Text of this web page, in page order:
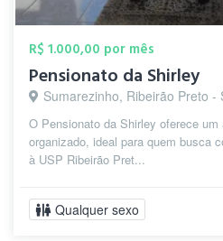
R$ 1.000,00 por mês
Pensionato da Shirley
Sumarezinho, Ribeirão Preto -
O Pensionato da Shirley oferece
organizado, ideal para quem busca
à USP Ribeirão Pret...
Qualquer sexo